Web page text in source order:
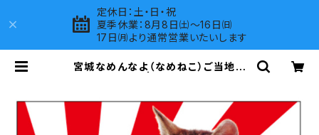
定休日：土・日・祝
夏季休業：8月8日㈯～16日㈰
17日㈪より通常営業いたいします
宮城なめんなよ（なめねこ）ご当地ス